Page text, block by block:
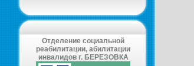
Отделение социальной
реабилитации, абилитации
инвалидов г. БЕРЕЗОВКА